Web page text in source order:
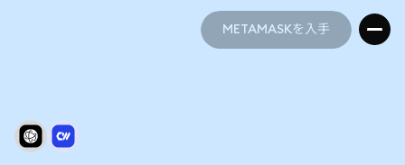
METAMASKを入手